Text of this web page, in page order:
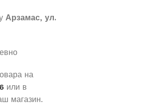
Арзамас, ул.
на
или в
магазин.